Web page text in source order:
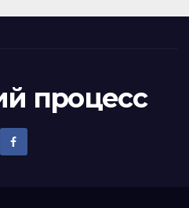
процесс